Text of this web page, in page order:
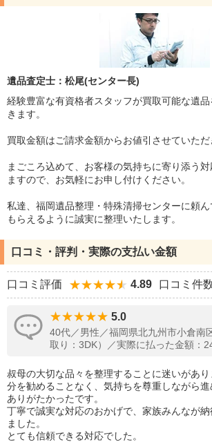
遺品査定士：松尾(センター長)
経験豊富な有資格者スタッフが買取可能な遺
きます。
買取金額はご請求金額からお値引させていただ
まごころ込めて、お客様の気持ちに寄り添う
ますので、お気軽にお申し付けください。
私達、福岡遺品整理・特殊清掃センターに頼
もらえるように誠実に整理いたします。
口コミ・評判・実際の支払い金額
口コミ評価 4.89 口コミ件
5.0
40代／男性／福岡県北九州市小倉南
取り：3DK）／実際に払った金額：
叔母の大切な品々を整理することに迷いがあ
分を勧めることなく、気持ちを尊重しながら
ありがたかったです。
丁寧で誠実な対応のおかげで、家族みんなが
ました。
とても信頼できる対応でした。